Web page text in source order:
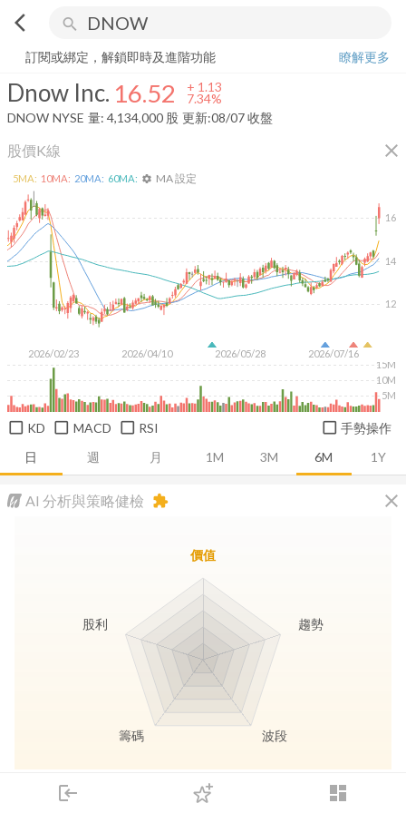
arrow_back_ios search
login dashboard
下單
Dnow Inc. 16.52 +7.34%
訂閱或綁定，解鎖即時及進階功能
瞭解更多
Dnow Inc. 16.52 + 1.13
7.34%
DNOW NYSE 量: 4,134,000 股 更新:08/07 收盤
股價K線 close
日 週 月 1M 3M 6M 1Y
2026/02/23 2026/04/10 2026/05/28 2026/07/16
12
14
16
5M
10M
15M
5MA: 10MA: 20MA: 60MA: settings MA 設定
KD MACD RSI 手勢操作
AI 分析與策略健檢 close
extension
長線價值 存股收息
價值
趨勢
波段
籌碼
股利